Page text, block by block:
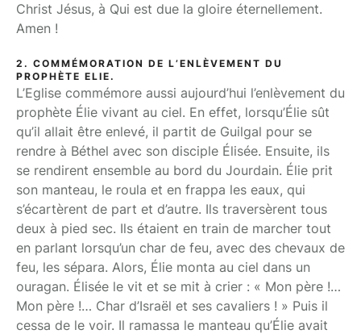
Christ Jésus, à Qui est due la gloire éternellement.
Amen !
2. COMMÉMORATION DE L’ENLÈVEMENT DU
PROPHÈTE ELIE.
L’Eglise commémore aussi aujourd’hui l’enlèvement du
prophète Élie vivant au ciel. En effet, lorsqu’Élie sût
qu’il allait être enlevé, il partit de Guilgal pour se
rendre à Béthel avec son disciple Élisée. Ensuite, ils
se rendirent ensemble au bord du Jourdain. Élie prit
son manteau, le roula et en frappa les eaux, qui
s’écartèrent de part et d’autre. Ils traversèrent tous
deux à pied sec. Ils étaient en train de marcher tout
en parlant lorsqu’un char de feu, avec des chevaux de
feu, les sépara. Alors, Élie monta au ciel dans un
ouragan. Élisée le vit et se mit à crier : « Mon père !…
Mon père !… Char d’Israël et ses cavaliers ! » Puis il
cessa de le voir. Il ramassa le manteau qu’Élie avait